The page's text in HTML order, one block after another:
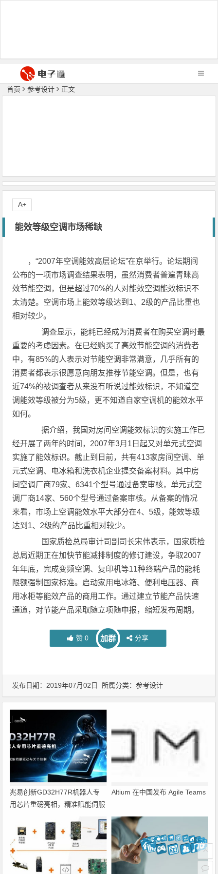
首页 参考设计 正文
能效等级空调市场稀缺
，“2007年空调能效高层论坛”在京举行。论坛期间
公布的一项市场调查结果表明，虽然消费者普遍青睐高
效节能空调，但是超过70%的人对能效空调能效标识不
太清楚。空调市场上能效等级达到1、2级的产品比重也
相对较少。
调查显示，能耗已经成为消费者在购买空调时最
重要的考虑因素。在已经购买了高效节能空调的消费者
中，有85%的人表示对节能空调非常满意，几乎所有的
消费者都表示很愿意向朋友推荐节能空调。但是，也有
近74%的被调查者从来没有听说过能效标识，不知道空
调能效等级被分为5级，更不知道自家空调机的能效水平
如何。
据介绍，我国对房间空调能效标识的实施工作已
经开展了两年的时间，2007年3月1日起又对单元式空调
实施了能效标识。截止到日前，共有413家房间空调、单
元式空调、电冰箱和洗衣机企业提交备案材料。其中房
间空调厂商79家、6341个型号通过备案审核，单元式空
调厂商14家、560个型号通过备案审核。从备案的情况
来看，市场上空调能效水平大部分在4、5级，能效等级
达到1、2级的产品比重相对较少。
国家质检总局审计司副司长宋伟表示，国家质检
总局近期正在加快节能减排制度的修订建设，争取2007
年年底，完成变频空调、复印机等11种终端产品的能耗
限额强制国家标准。启动家用电冰箱、便利电压器、商
用冰柜等能效产品的商用工作。通过建立节能产品快速
通道，对节能产品采取随立项随申报，缩短发布周期。
赞 0 加群 分享
A+
发布日期：2019年07月02日 所属分类：参考设计
兆易创新GD32H77R机器人专
用芯片重磅亮相，精准赋能伺服
Altium 在中国发布 Agile Teams